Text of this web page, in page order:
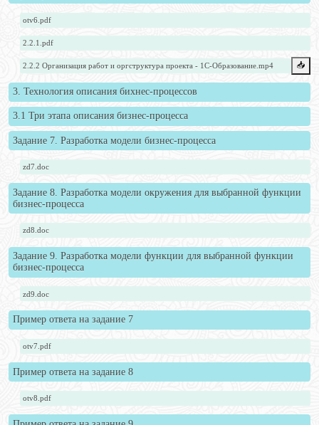
otv6.pdf
2.2.1.pdf
2.2.2 Организация работ и оргструктура проекта - 1С-Образование.mp4 📥️
3. Технология описания бихнес-процессов
3.1 Три этапа описания бизнес-процесса
Задание 7. Разработка модели бизнес-процесса
zd7.doc
Задание 8. Разработка модели окружения для выбранной функции
бизнес-процесса
zd8.doc
Задание 9. Разработка модели функции для выбранной функции
бизнес-процесса
zd9.doc
Пример ответа на задание 7
otv7.pdf
Пример ответа на задание 8
otv8.pdf